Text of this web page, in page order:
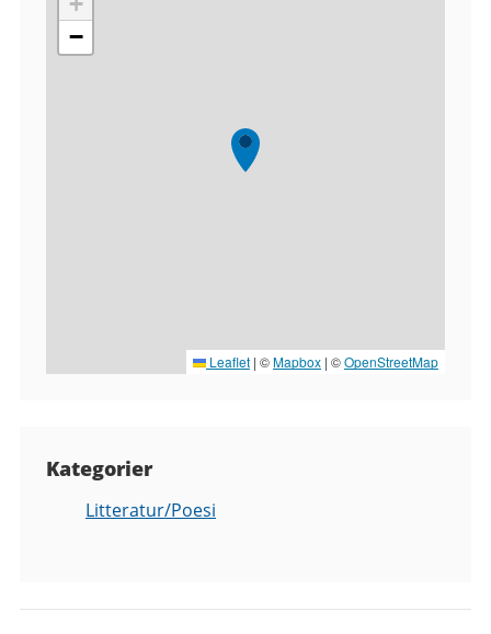
−
Leaflet | ©Mapbox | ©OpenStreetMap
Kategorier
Litteratur/Poesi